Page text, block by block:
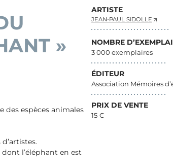
ARTISTE
JEAN-PAUL SIDOLLE
NOMBRE
3 000 exemplaires
ÉDITEUR
Association Mémoires
PRIX DE VENTE
15 €
»
des espèces animales
l’éléphant en est